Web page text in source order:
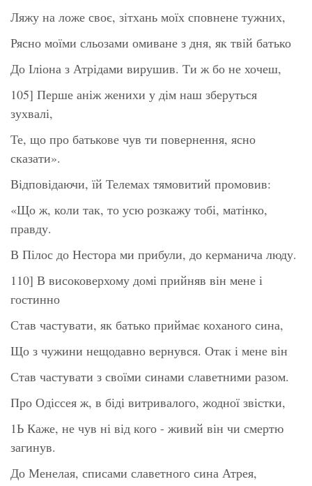
Ляжу на ложе своє, зітхань моїх сповнене тужних,
Рясно моїми сльозами омиване з дня, як твій батько
До Іліона з Атрідами вирушив. Ти ж бо не хочеш,
105] Перше аніж женихи у дім наш зберуться
зухвалі,
Те, що про батькове чув ти повернення, ясно
сказати».
Відповідаючи, їй Телемах тямовитий промовив:
«Що ж, коли так, то усю розкажу тобі, матінко,
правду.
В Пілос до Нестора ми прибули, до керманича люду.
110] В високоверхому домі прийняв він мене і
гостинно
Став частувати, як батько приймає коханого сина,
Що з чужини нещодавно вернувся. Отак і мене він
Став частувати з своїми синами славетними разом.
Про Одіссея ж, в біді витривалого, жодної звістки,
1Ь Каже, не чув ні від кого - живий він чи смертю
загинув.
До Менелая, списами славетного сина Атрея,